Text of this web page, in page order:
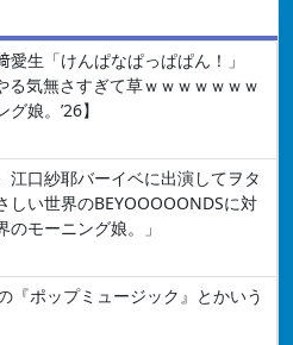
愛生「けんぱなぱっぱぱん！」
気無さすぎて草ｗｗｗｗｗｗｗ
娘。’26】
江口紗耶バーイベに出演してヲタ
しい世界のBEYOOOOONDSに対
のモーニング娘。」
『ポップミュージック』とかいう